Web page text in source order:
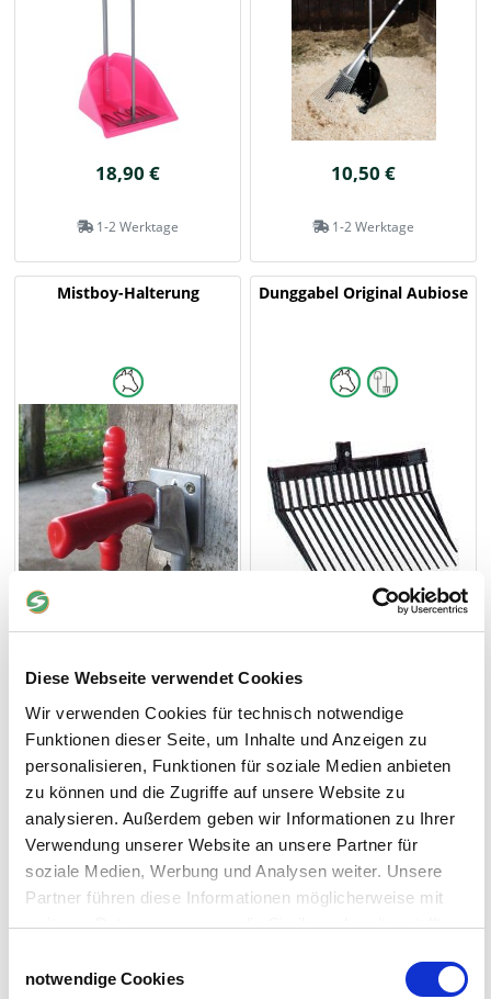
Diese Webseite verwendet Cookies
Wir verwenden Cookies für technisch notwendige
Funktionen dieser Seite, um Inhalte und Anzeigen zu
personalisieren, Funktionen für soziale Medien anbieten
zu können und die Zugriffe auf unsere Website zu
analysieren. Außerdem geben wir Informationen zu Ihrer
Verwendung unserer Website an unsere Partner für
soziale Medien, Werbung und Analysen weiter. Unsere
Partner führen diese Informationen möglicherweise mit
weiteren Daten zusammen, die Sie ihnen bereitgestellt
gesammelt haben.
notwendige Cookies
18,90 €
1-2 Werktage
10,50 €
1-2 Werktage
Mistboy-Halterung
1-2 Werktage
Dunggabel Original Aubiose
1-2 Werktage
Futtertonne mit Deckel
70 Liter, lebensmittelecht
Sattelhalter